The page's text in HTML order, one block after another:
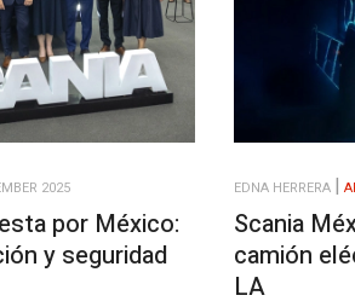
2025
por México:
y seguridad
EDNA HERRERA
Scania
camión
LA